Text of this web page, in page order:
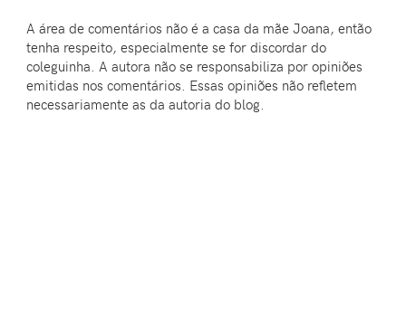
A área de comentários não é a casa da mãe Joana, então
tenha respeito, especialmente se for discordar do
coleguinha. A autora não se responsabiliza por opiniões
emitidas nos comentários. Essas opiniões não refletem
necessariamente as da autoria do blog.